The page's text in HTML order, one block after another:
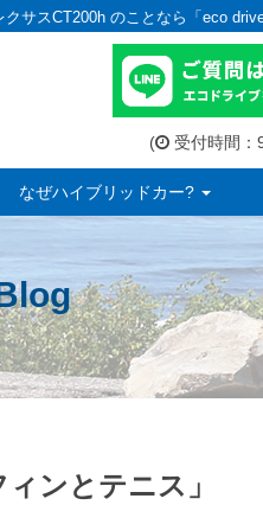
サスCT200h のことなら「eco
( 受付時間：
なぜハイブリッドカー?
ンとテニス」